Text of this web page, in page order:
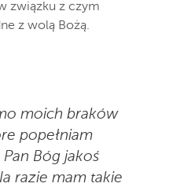
związku z czym
z wolą Bożą.
moich braków
popełniam
Bóg jakoś
razie mam takie